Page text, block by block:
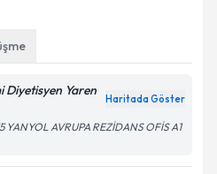
Diyetisyen Yaren
Haritada Göster
AVRUPA REZİDANS OFİS A1